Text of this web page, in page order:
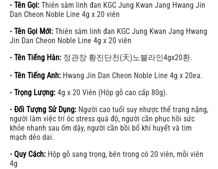
• Tên Gọi: Thiên sâm linh đan KGC Jung Kwan Jang Hwang Jin
Dan Cheon Noble Line 4g x 20 viên
• Tên Gọi Mới: Thiên sâm linh đan KGC Jung Kwan Jang Hwang
Jin Dan Cheon Noble Line 4g x 20 viên
• Tên Tiếng Hàn: 정관장 황진단천(天)노블라인4gx20환.
• Tên Tiếng Anh: Hwang Jin Dan Cheon Noble Line 4g x 20ea.
• Trọng Lượng: 4g x 20 Viên (Hộp gỗ cao cấp 80g).
• Đối Tượng Sử Dụng: Người cao tuổi suy nhược thể trạng nặng,
người làm việc trí óc stress quá độ, người cần phục hồi sức
khỏe nhanh sau ốm dậy, người cần bồi bổ khí huyết và tim
mạch dẻo dai.
• Quy Cách: Hộp gỗ sang trọng, bên trong có 20 viên, mỗi viên
4g